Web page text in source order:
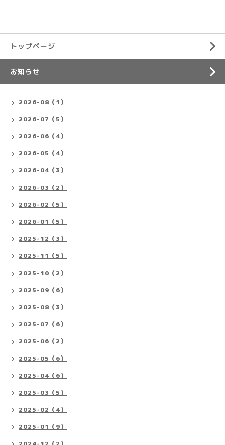
トップページ
お知らせ
2026-08（1）
2026-07（5）
2026-06（4）
2026-05（4）
2026-04（3）
2026-03（2）
2026-02（5）
2026-01（5）
2025-12（3）
2025-11（5）
2025-10（2）
2025-09（6）
2025-08（3）
2025-07（6）
2025-06（2）
2025-05（6）
2025-04（6）
2025-03（5）
2025-02（4）
2025-01（9）